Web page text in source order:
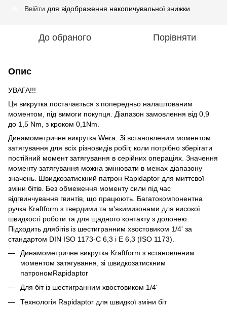
Ввійти для відображення накопичувальної знижки
До обраного Порівняти
Опис
УВАГА!!!
Ця викрутка постачається з попередньо налаштованим
моментом, під вимоги покупця. Діапазон замовлення від 0,9
до 1,5 Nm, з кроком 0,1Nm.
Динамометричне викрутка Wera. Зі встановленим моментом
затягування для всіх різновидів робіт, коли потрібно зберігати
постійний момент затягування в серійних операціях. Значення
моменту затягування можна змінювати в межах діапазону
значень. Швидкозатискний патрон Rapidaptor для миттєвої
зміни бітів. Без обмеження моменту сили під час
відгвинчування гвинтів, що працюють. Багатокомпонентна
ручка Kraftform з твердими та м'якимизонами для високої
швидкості роботи та для щадного контакту з долонею.
Підходить длябітів із шестигранним хвостовиком 1/4' за
стандартом DIN ISO 1173-C 6,3 і E 6,3 (ISO 1173).
Динамометричне викрутка Kraftform з встановленим
моментом затягування, зі швидкозатискним
патрономRapidaptor
Для біт із шестигранним хвостовиком 1/4'
Технологія Rapidaptor для швидкої зміни біт